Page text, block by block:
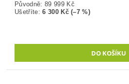
Původně: 89 999 Kč
Ušetříte:6 300 Kč (–7 %)